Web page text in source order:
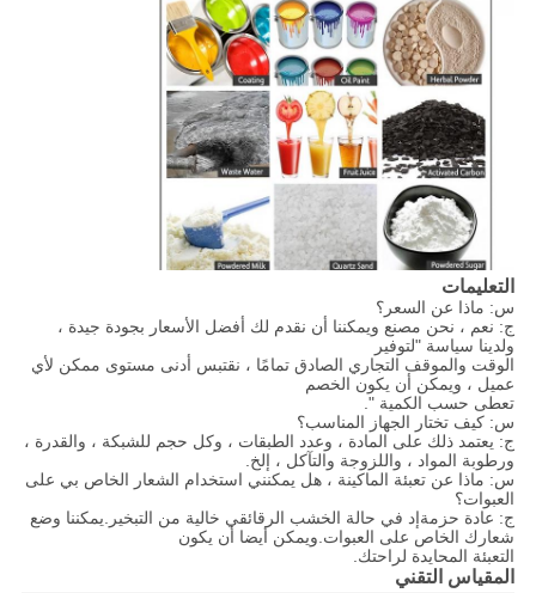
التعليمات
س: ماذا عن السعر؟
ج: نعم ، نحن مصنع ويمكننا أن نقدم لك أفضل الأسعار بجودة جيدة ،
ولدينا سياسة "لتوفير
الوقت والموقف التجاري الصادق تمامًا ، نقتبس أدنى مستوى ممكن لأي
عميل ، ويمكن أن يكون الخصم
تعطى حسب الكمية ".
س: كيف تختار الجهاز المناسب؟
ج: يعتمد ذلك على المادة ، وعدد الطبقات ، وكل حجم للشبكة ، والقدرة ،
ورطوبة المواد ، واللزوجة والتآكل ، إلخ.
س: ماذا عن تعبئة الماكينة ، هل يمكنني استخدام الشعار الخاص بي على
العبوات؟
ج: عادة حزمةإد في حالة الخشب الرقائقي خالية من التبخير.يمكننا وضع
شعارك الخاص على العبوات.ويمكن أيضا أن يكون
التعبئة المحايدة لراحتك.
المقياس التقني